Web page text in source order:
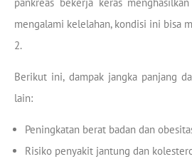
mengalami kelelahan, kondisi ini bisa
2.
Berikut ini, dampak jangka panjang
lain:
Peningkatan berat badan dan
Risiko penyakit jantung dan